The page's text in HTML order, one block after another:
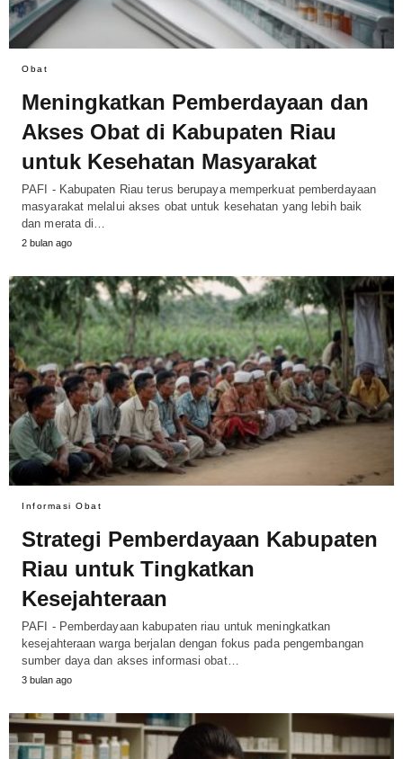
Obat
Meningkatkan Pemberdayaan dan
Akses Obat di Kabupaten Riau
untuk Kesehatan Masyarakat
PAFI - Kabupaten Riau terus berupaya memperkuat pemberdayaan
masyarakat melalui akses obat untuk kesehatan yang lebih baik
dan merata di…
2 bulan ago
Informasi Obat
Strategi Pemberdayaan Kabupaten
Riau untuk Tingkatkan
Kesejahteraan
PAFI - Pemberdayaan kabupaten riau untuk meningkatkan
kesejahteraan warga berjalan dengan fokus pada pengembangan
sumber daya dan akses informasi obat…
3 bulan ago